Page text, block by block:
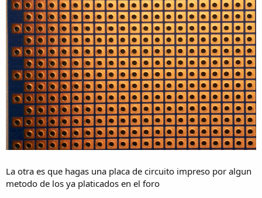
La otra es que hagas una placa de circuito impreso por algun
metodo de los ya platicados en el foro